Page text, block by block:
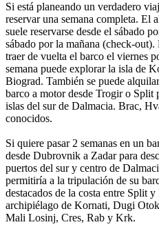
Si está planeando un verdadero
reservar una semana completa. El
suele reservarse desde el sábado
sábado por la mañana (check-
traer de vuelta el barco el viernes
semana puede explorar la isla de
Biograd. También se puede
barco a motor desde Trogir o Split
islas del sur de Dalmacia. Brac,
conocidos.
Si quiere pasar 2 semanas en un
desde Dubrovnik a Zadar para
puertos del sur y centro de
permitiría a la tripulación de su
destacados de la costa entre Split
archipiélago de Kornati, Dugi
Mali Losinj, Cres, Rab y Krk.